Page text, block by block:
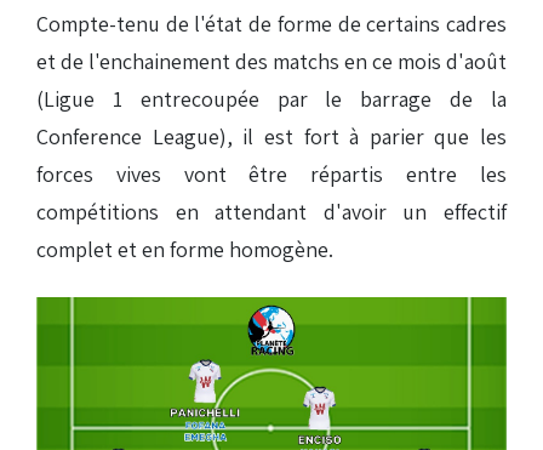
Compte-tenu de l'état de forme de certains cadres
et de l'enchainement des matchs en ce mois d'août
(Ligue 1 entrecoupée par le barrage de la
Conference League), il est fort à parier que les
forces vives vont être répartis entre les
compétitions en attendant d'avoir un effectif
complet et en forme homogène.